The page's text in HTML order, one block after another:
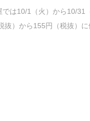
は10/1（火）から10/31
抜）から155円（税抜）に